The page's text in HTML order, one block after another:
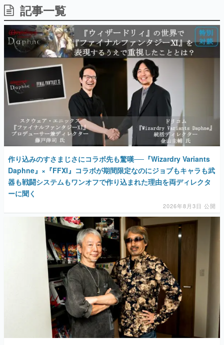
マンガ
女性向け
アプリレビュー
その他
電ファミニコゲーマーとは？
運営：株式会社マレ
記事一覧
作り込みのすさまじさにコラボ先も驚嘆──『Wizardry Variants
Daphne』×『FFXI』コラボが期間限定なのにジョブもキャラも武
器も戦闘システムもワンオフで作り込まれた理由を両ディレクタ
ーに聞く
2026年8月3日 公開